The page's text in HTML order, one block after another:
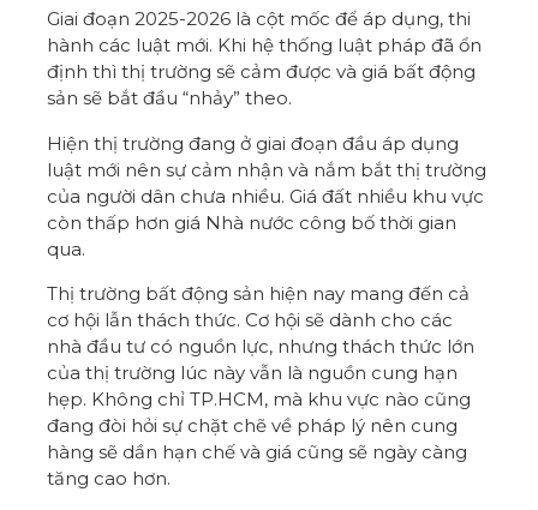
Giai đoạn 2025-2026 là cột mốc để áp dụng, thi
hành các luật mới. Khi hệ thống luật pháp đã ổn
định thì thị trường sẽ cảm được và giá bất động
sản sẽ bắt đầu “nhảy” theo.
Hiện thị trường đang ở giai đoạn đầu áp dụng
luật mới nên sự cảm nhận và nắm bắt thị trường
của người dân chưa nhiều. Giá đất nhiều khu vực
còn thấp hơn giá Nhà nước công bố thời gian
qua.
Thị trường bất động sản hiện nay mang đến cả
cơ hội lẫn thách thức. Cơ hội sẽ dành cho các
nhà đầu tư có nguồn lực, nhưng thách thức lớn
của thị trường lúc này vẫn là nguồn cung hạn
hẹp. Không chỉ TP.HCM, mà khu vực nào cũng
đang đòi hỏi sự chặt chẽ về pháp lý nên cung
hàng sẽ dần hạn chế và giá cũng sẽ ngày càng
tăng cao hơn.